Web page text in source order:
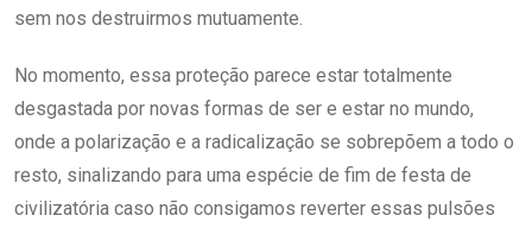
sem nos destruirmos mutuamente.
No momento, essa proteção parece estar totalmente
desgastada por novas formas de ser e estar no mundo,
onde a polarização e a radicalização se sobrepõem a todo o
resto, sinalizando para uma espécie de fim de festa de
civilizatória caso não consigamos reverter essas pulsões